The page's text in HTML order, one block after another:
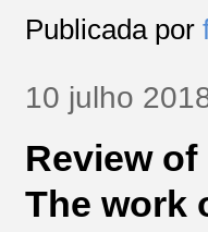
Publicada por
10 julho
Review
The work